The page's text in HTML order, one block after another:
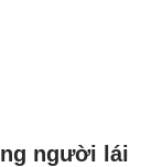
người lái